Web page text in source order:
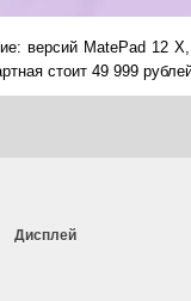
версий MatePad 12
стоит 49 999
Дисплей